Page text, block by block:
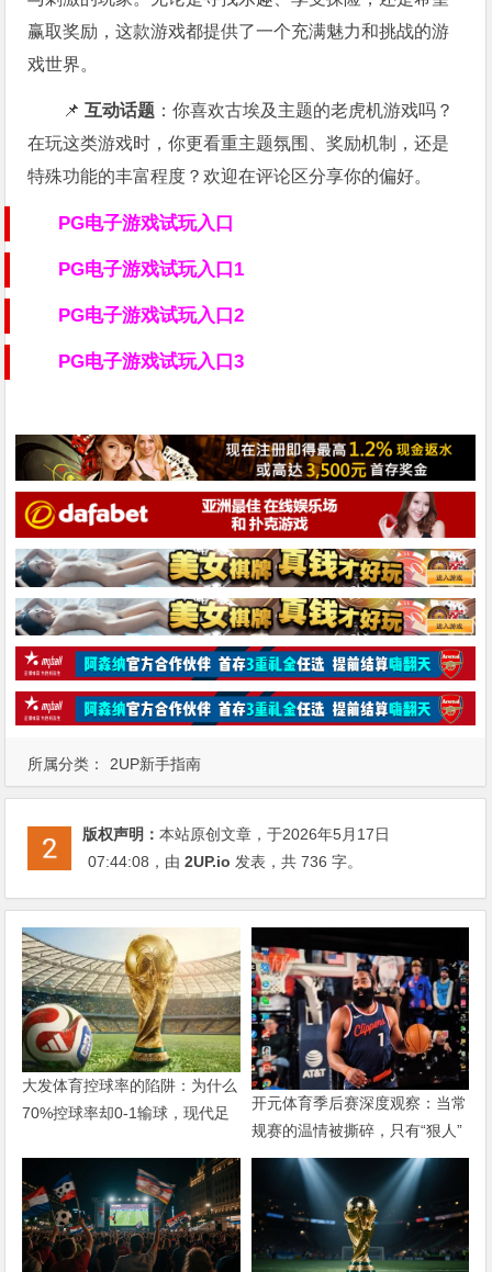
所属分类： 2UP新手指南
赢取奖励，这款游戏都提供了一个充满魅力和挑战的游
戏世界。
📌互动话题 ：你喜欢古埃及主题的老虎机游戏吗？
在玩这类游戏时，你更看重主题氛围、奖励机制，还是
特殊功能的丰富程度？欢迎在评论区分享你的偏好。
PG电子游戏试玩入口
PG电子游戏试玩入口1
PG电子游戏试玩入口2
PG电子游戏试玩入口3
版权声明：本站原创文章，于2026年5月17日
07:44:08 ，由2UP.io 发表，共 736 字。
大发体育控球率的陷阱：为什么
70%控球率却0-1输球，现代足
开元体育季后赛深度观察：当常
规赛的温情被撕碎，只有“狠人”
才能活下来